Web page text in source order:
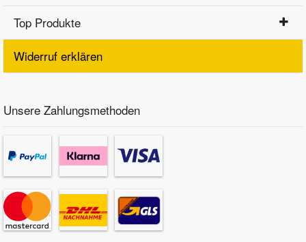
Top Produkte
Widerruf erklären
Unsere Zahlungsmethoden